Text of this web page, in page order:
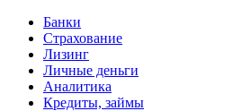
Банки
Страхование
Лизинг
Личные деньги
Аналитика
Кредиты, займы